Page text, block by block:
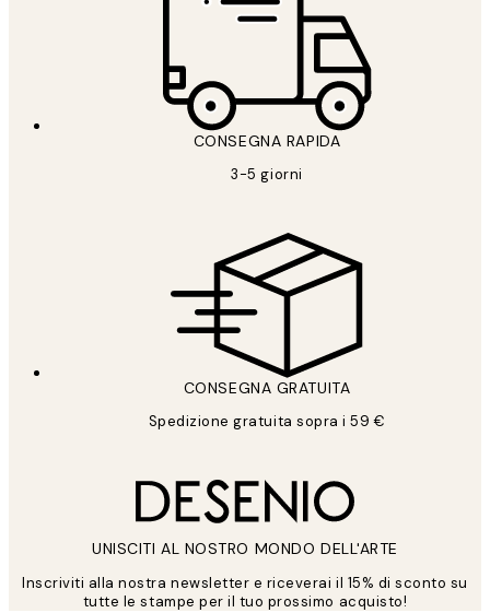
CONSEGNA RAPIDA
3-5 giorni
CONSEGNA GRATUITA
Spedizione gratuita sopra i 59 €
UNISCITI AL NOSTRO MONDO DELL'ARTE
Inscriviti alla nostra newsletter e riceverai il 15% di sconto su
tutte le stampe per il tuo prossimo acquisto!